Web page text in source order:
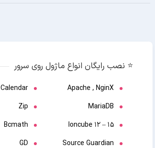
⭐️ نصب رایگان انواع ماژول روی سرور
Apache , NginX
MariaDB
Ioncube 12 – 15
Source Guardian
Calendar
Zip
Bcmath
GD